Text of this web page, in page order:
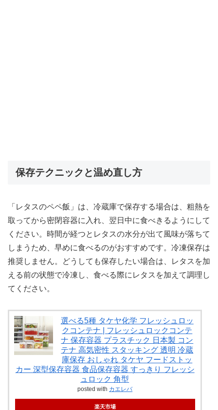
保存テクニックと温め直し方
「レタスのペペ飯」は、冷蔵庫で保存する場合は、粗熱を
取ってから密閉容器に入れ、翌日中に食べきるようにして
ください。時間が経つとレタスの水分が出て風味が落ちて
しまうため、早めに食べるのがおすすめです。冷凍保存は
推奨しません。どうしても保存したい場合は、レタスを加
える前の状態で冷凍し、食べる際にレタスを加えて調理し
てください。
選べる5種 タケヤ化学 フレッシュロッ
クコンテナ | フレッシュロックコンテ
ナ 保存容器 プラスチック 日本製 コン
テナ 高気密性 スタッキング 透明 冷蔵
庫保存 おしゃれ タケヤ フードストッ
カー 深型保存容器 食品保存容器 すっきり フレッシ
ュロック 角型
posted with カエレバ
楽天市場